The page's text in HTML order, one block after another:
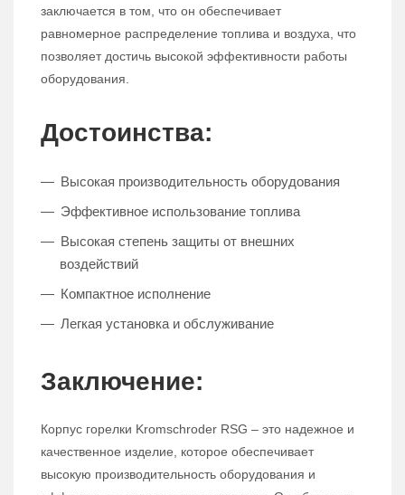
заключается в том, что он обеспечивает
равномерное распределение топлива и воздуха, что
позволяет достичь высокой эффективности работы
оборудования.
Достоинства:
Высокая производительность оборудования
Эффективное использование топлива
Высокая степень защиты от внешних
воздействий
Компактное исполнение
Легкая установка и обслуживание
Заключение:
Корпус горелки Kromschroder RSG – это надежное и
качественное изделие, которое обеспечивает
высокую производительность оборудования и